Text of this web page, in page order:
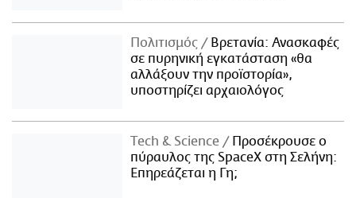
Πολιτισμός
Βρετανία: Ανασκαφές
σε πυρηνική εγκατάσταση «θα
αλλάξουν την προϊστορία»,
υποστηρίζει αρχαιολόγος
Τech & Science
Προσέκρουσε ο
πύραυλος της SpaceX στη Σελήνη:
Επηρεάζεται η Γη;